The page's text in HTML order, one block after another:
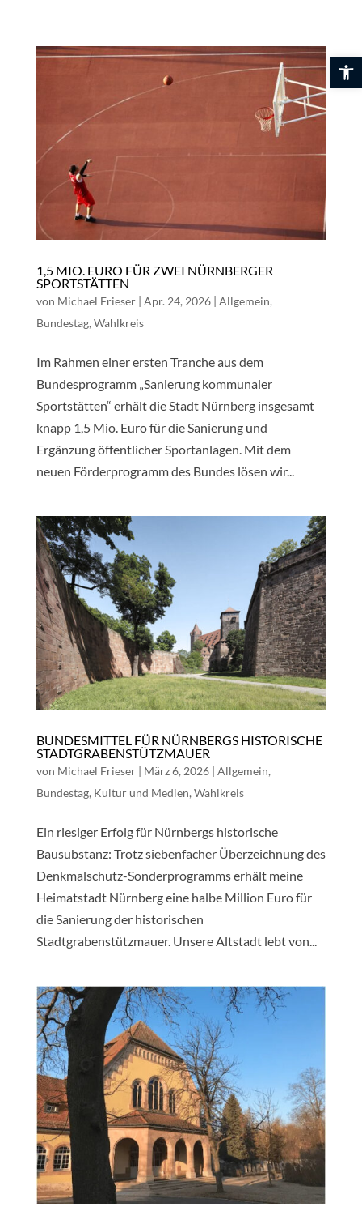
1,5 MIO. EURO FÜR ZWEI NÜRNBERGER
SPORTSTÄTTEN
von Michael Frieser| Apr. 24, 2026| Allgemein,
Bundestag, Wahlkreis
Im Rahmen einer ersten Tranche aus dem
Bundesprogramm „Sanierung kommunaler
Sportstätten“ erhält die Stadt Nürnberg insgesamt
knapp 1,5 Mio. Euro für die Sanierung und
Ergänzung öffentlicher Sportanlagen. Mit dem
neuen Förderprogramm des Bundes lösen wir...
BUNDESMITTEL FÜR NÜRNBERGS HISTORISCHE
STADTGRABENSTÜTZMAUER
von Michael Frieser| März 6, 2026| Allgemein,
Bundestag, Kultur und Medien, Wahlkreis
Ein riesiger Erfolg für Nürnbergs historische
Bausubstanz: Trotz siebenfacher Überzeichnung des
Denkmalschutz-Sonderprogramms erhält meine
Heimatstadt Nürnberg eine halbe Million Euro für
die Sanierung der historischen
Stadtgrabenstützmauer. Unsere Altstadt lebt von...